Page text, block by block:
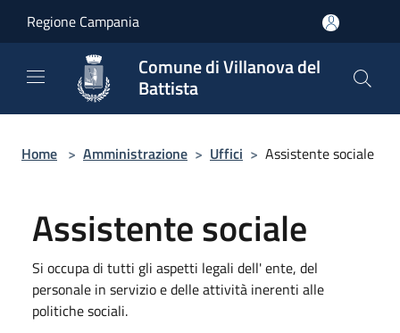
Regione Campania
Comune di Villanova del
Battista
Home > Amministrazione > Uffici > Assistente sociale
Assistente sociale
Si occupa di tutti gli aspetti legali dell' ente, del
personale in servizio e delle attività inerenti alle
politiche sociali.